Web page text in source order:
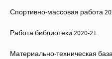
Спортивно-массовая работа
Работа библиотеки 2020-21
Материально-техническая